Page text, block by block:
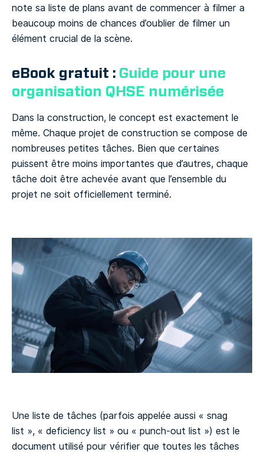
note sa liste de plans avant de commencer à filmer a
beaucoup moins de chances d’oublier de filmer un
élément crucial de la scène.
eBook gratuit : Guide pour une
organisation QHSE numérisée
Dans la construction, le concept est exactement le
même. Chaque projet de construction se compose de
nombreuses petites tâches. Bien que certaines
puissent être moins importantes que d’autres, chaque
tâche doit être achevée avant que l’ensemble du
projet ne soit officiellement terminé.
Une liste de tâches (parfois appelée aussi « snag
list », « deficiency list » ou « punch-out list ») est le
document utilisé pour vérifier que toutes les tâches